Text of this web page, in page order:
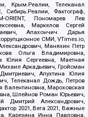
Крым.Реалии, Телеканал
Фактограф,
ORIENT, Пономарев Лев
Маркелов Сергей
Апахончич Дарья
СМИ, VTimes.io,
Маняхин Петр
Ольга Владимировна,
Юлия Сергеевна, Маетная
Аркадьевич, Гройсман
Апухтина Юлия
Телеканал Дождь, Петров
Мароховская
Шлейнов Роман Юрьевич,
Дмитрий Александрович,
2021, Вега 2021, Важные
Карезина Инна Павловна,